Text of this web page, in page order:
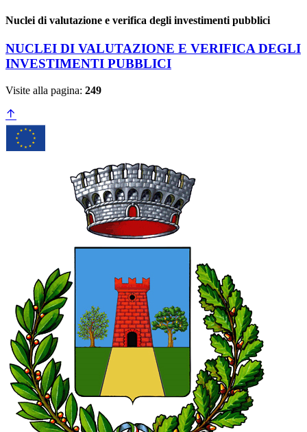
Nuclei di valutazione e verifica degli investimenti pubblici
NUCLEI DI VALUTAZIONE E VERIFICA DEGLI
INVESTIMENTI PUBBLICI
Visite alla pagina: 249